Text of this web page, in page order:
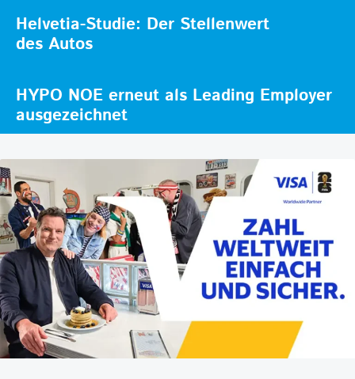
Helvetia-Studie: Der Stellenwert
des Autos
HYPO NOE erneut als Leading Employer
ausgezeichnet